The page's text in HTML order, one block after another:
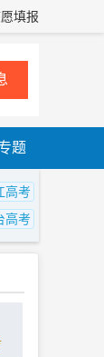
填报
题
高考
高考